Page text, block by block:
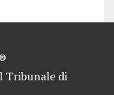
Tribunale di